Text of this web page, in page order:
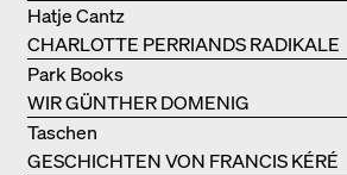
CHARLOTTE PERRIANDS RADIKALE
IDEEN ZUM WOHNEN
Hatje Cantz
WIR GÜNTHER DOMENIG
Park Books
GESCHICHTEN VON FRANCIS KÉRÉ
Taschen